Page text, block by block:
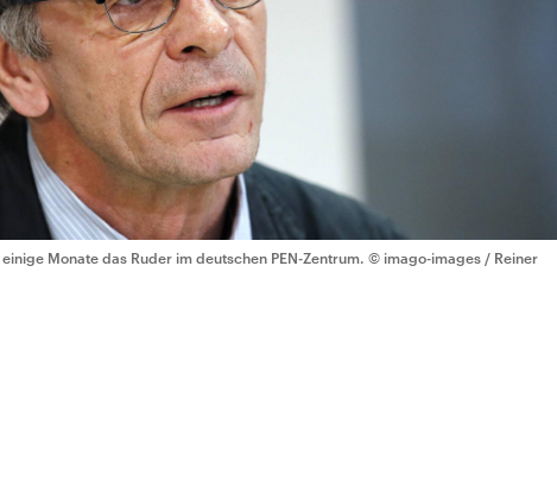
Monate das Ruder im deutschen PEN-Zentrum. © imago-images / Reiner